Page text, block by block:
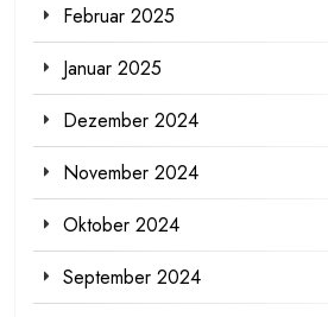
Februar 2025
Januar 2025
Dezember 2024
November 2024
Oktober 2024
September 2024